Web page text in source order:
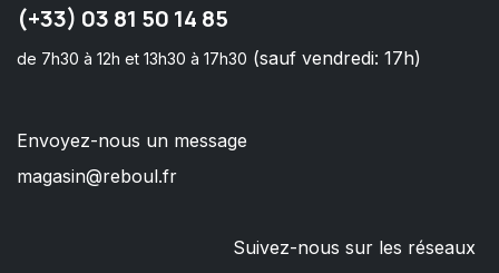
(+33) 03 81 50 14 85
de 7h30 à 12h et 13h30 à 17h30 (sauf vendredi: 17h)
Envoyez-nous un message
magasin@reboul.fr
Suivez-nous sur les réseaux